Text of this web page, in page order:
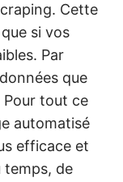
Cette
si vos
Par
que
Pour tout ce
automatisé
efficace et
temps, de